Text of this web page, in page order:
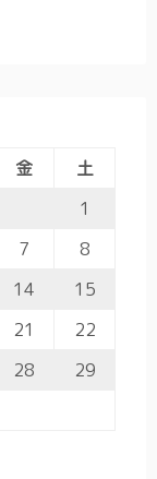
金
土
1
7
8
14
15
21
22
28
29